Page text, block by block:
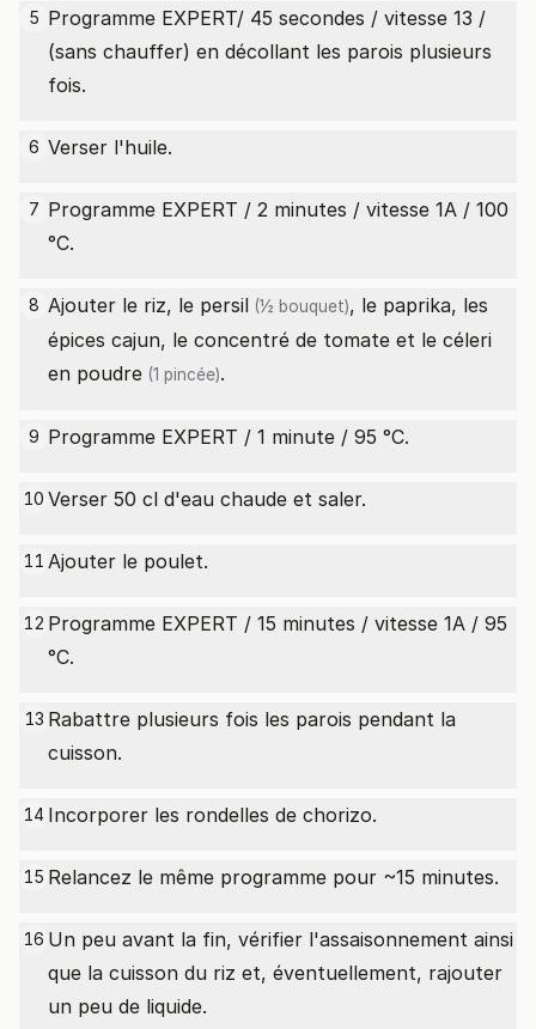
5 Programme EXPERT/ 45 secondes / vitesse 13 /
(sans chauffer) en décollant les parois plusieurs
fois.
6 Verser l'huile.
7 Programme EXPERT / 2 minutes / vitesse 1A / 100
°C.
8 Ajouter le riz, le persil (½ bouquet), le paprika, les
épices cajun, le concentré de tomate et le céleri
en poudre (1 pincée).
9 Programme EXPERT / 1 minute / 95 °C.
10 Verser 50 cl d'eau chaude et saler.
11 Ajouter le poulet.
12 Programme EXPERT / 15 minutes / vitesse 1A / 95
°C.
13 Rabattre plusieurs fois les parois pendant la
cuisson.
14 Incorporer les rondelles de chorizo.
15 Relancez le même programme pour ~15 minutes.
16 Un peu avant la fin, vérifier l'assaisonnement ainsi
que la cuisson du riz et, éventuellement, rajouter
un peu de liquide.